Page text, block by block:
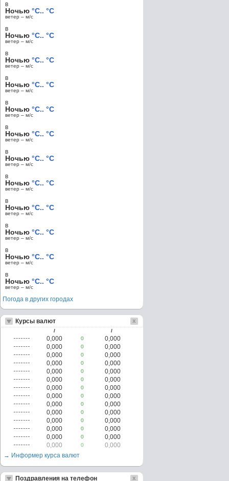
в
Ночью °C.. °C
ветер – м/c
в
Ночью °C.. °C
ветер – м/c
в
Ночью °C.. °C
ветер – м/c
в
Ночью °C.. °C
ветер – м/c
в
Ночью °C.. °C
ветер – м/c
в
Ночью °C.. °C
ветер – м/c
в
Ночью °C.. °C
ветер – м/c
в
Ночью °C.. °C
ветер – м/c
в
Ночью °C.. °C
ветер – м/c
в
Ночью °C.. °C
ветер – м/c
в
Ночью °C.. °C
ветер – м/c
в
Ночью °C.. °C
ветер – м/c
Погода в других городах
Курсы валют
/ /
0,000 0
0,000
0,000
0
0,000
0,000
0
0,000
0,000
0
0,000
0,000
0
0,000
0,000
0
0,000
0,000
0
0,000
0,000
0
0,000
0,000
0
0,000
0,000
0
0,000
0,000
0
0,000
0,000
0
0,000
0,000
0
0,000
0,000
0
0,000
→ Информер курса валют
Поздравления на телефон